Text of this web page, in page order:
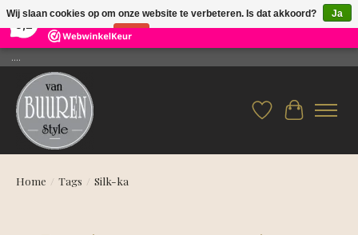
26 Reviews ×
....
Verlanglijst
Home / Tags / Silk-ka
Wij slaan cookies op om onze website te verbeteren. Is dat akkoord?
Ja
Nee